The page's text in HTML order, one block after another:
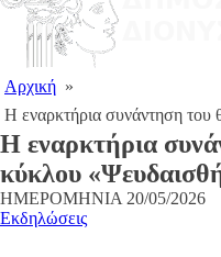
Αρχική »
Η εναρκτήρια συνάντηση του
Η εναρκτήρια
κύκλου
ΗΜΕΡΟΜΗΝΙΑ 20/05/2026
Εκδηλώσεις